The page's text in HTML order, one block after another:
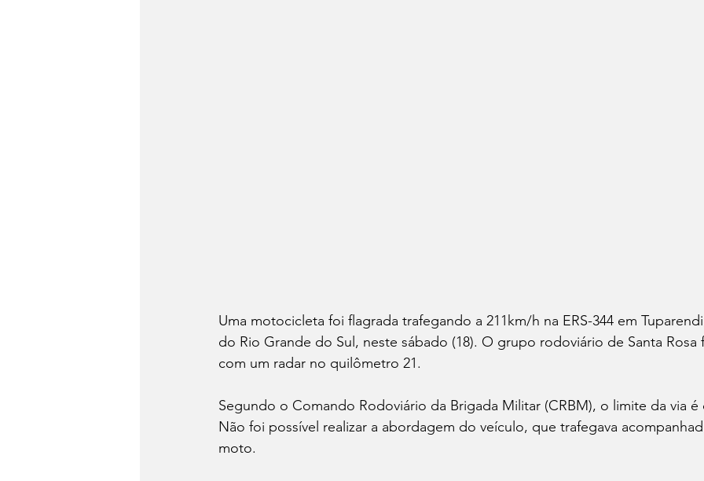
Uma motocicleta foi flagrada trafegando a 211km/h na ERS-344 em
do Rio Grande do Sul, neste sábado (18). O grupo rodoviário de Santa
com um radar no quilômetro 21.
Segundo o Comando Rodoviário da Brigada Militar (CRBM), o limite da via
Não foi possível realizar a abordagem do veículo, que trafegava
moto.